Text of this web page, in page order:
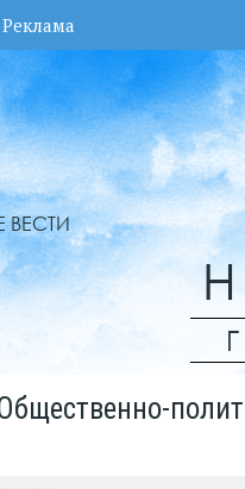
Реклама
ВЕСТИ